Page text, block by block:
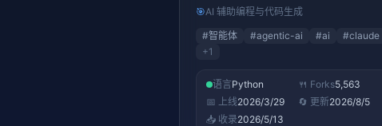
频自动生成
🎯AI 辅助编程与代码生成
#智能体 #agentic-ai #ai #claude
+1
语言Python 🍴 Forks5,563
📅 上线2026/3/29 🔄 更新2026/8/5
📥 收录2026/5/13